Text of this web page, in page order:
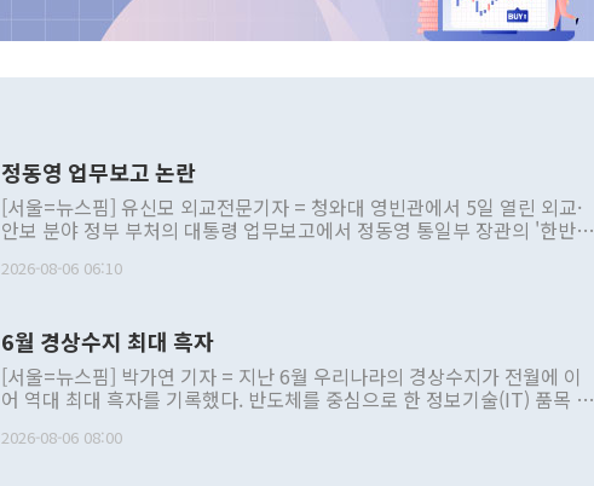
정동영 업무보고 논란
[서울=뉴스핌] 유신모 외교전문기자 = 청와대 영빈관에서 5일 열린 외교·
안보 분야 정부 부처의 대통령 업무보고에서 정동영 통일부 장관의 '한반도
발언 중에는 정부 내 조율을 거치지 않은 사안을 정책으로 추진하겠다고 공
주의적 희망에 근거한 비현실적 구상'이라는 비판을 내놨다. 그동안 정 장
관의 대북 정책 관련 발언이 물의를 빚은 적은 여러 번 있지만 대통령과 유
관 부처 장관이 공개적으로 부정적 입장을 표명한 것은 이례적이다. 정 장
관의 무리한 대북 접근법과 월권을 제어해야 한다는 목소리도 높아지고 있
다. [정동영 통일부 장관이 지난달 23일 오후 서울 종로구 정부서울청사에
2026-08-06 06:10
6월 경상수지 최대 흑자
[서울=뉴스핌] 박가연 기자 = 지난 6월 우리나라의 경상수지가 전월에 이
어 역대 최대 흑자를 기록했다. 반도체를 중심으로 한 정보기술(IT) 품목 수
료=한국은행] 한국은행이 6일 발표한 '2026년 6월 국제수지(잠정)'에 따르
2026-08-06 08:00